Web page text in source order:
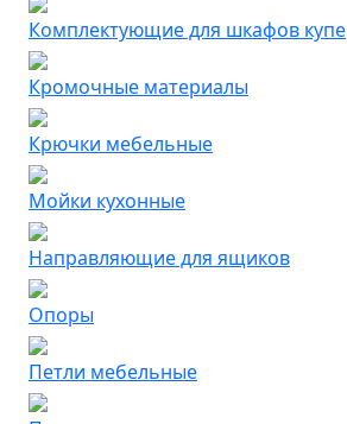
Комплектующие для шкафов купе
Кромочные материалы
Крючки мебельные
Мойки кухонные
Направляющие для ящиков
Опоры
Петли мебельные